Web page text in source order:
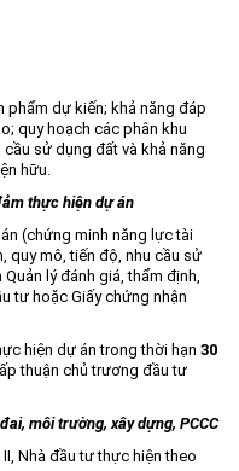
phẩm dự kiến; khả năng đáp
quy hoạch các phân khu
sử dụng đất và khả năng
hữu.
thực hiện dự án
(chứng minh năng lực tài
quy mô, tiến độ, nhu cầu sử
lý đánh giá, thẩm định,
tư hoặc Giấy chứng nhận
hiện dự án trong thời hạn 30
thuận chủ trương đầu tư
môi trường, xây dựng, PCCC
Nhà đầu tư thực hiện theo